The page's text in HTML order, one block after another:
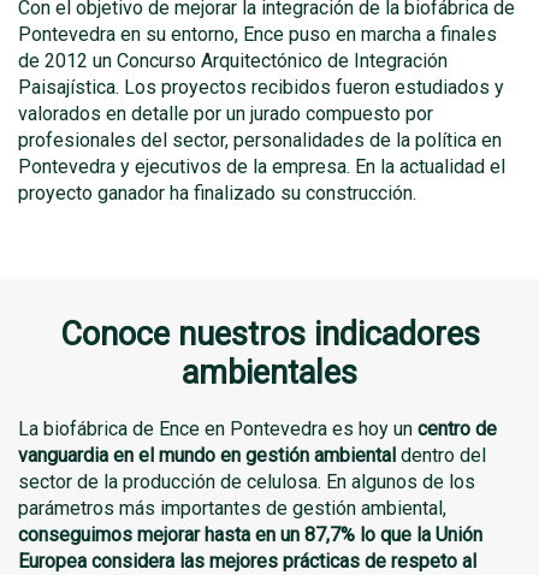
Con el objetivo de mejorar la integración de la biofábrica de
Pontevedra en su entorno, Ence puso en marcha a finales
de 2012 un Concurso Arquitectónico de Integración
Paisajística. Los proyectos recibidos fueron estudiados y
valorados en detalle por un jurado compuesto por
profesionales del sector, personalidades de la política en
Pontevedra y ejecutivos de la empresa. En la actualidad el
proyecto ganador ha finalizado su construcción.
Conoce nuestros indicadores
ambientales
La biofábrica de Ence en Pontevedra es hoy un centro de
vanguardia en el mundo en gestión ambiental dentro del
sector de la producción de celulosa. En algunos de los
parámetros más importantes de gestión ambiental,
conseguimos mejorar hasta en un 87,7% lo que la Unión
Europea considera las mejores prácticas de respeto al